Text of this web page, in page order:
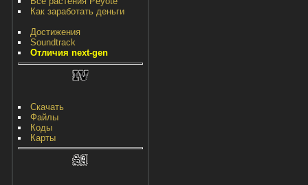
Как заработать деньги
Достижения
Soundtrack
Отличия next-gen
Скачать
Файлы
Коды
Карты